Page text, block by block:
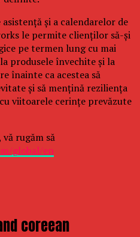
și a calendarelor de
le permite clienților să-și
pe termen lung cu mai
produsele învechite și la
înainte ca acestea să
și să mențină reziliența
viitoarele cerințe prevăzute
rugăm să
global/en
coreean